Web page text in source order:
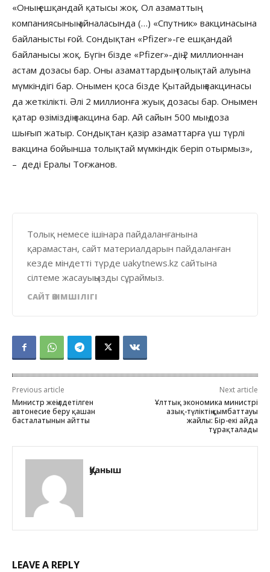
«Оның ешқандай қатысы жоқ. Ол азаматтың
компаниясының айналасында (…) «Спутник» вакцинасына
байланысты ғой. Сондықтан «Pfizer»-ге ешқандай
байланысы жоқ. Бүгін бізде «Pfizer»-дің 2 миллионнан
астам дозасы бар. Оны азаматтардың толықтай алуына
мүмкіндігі бар. Онымен қоса бізде Қытайдың вакцинасы
да жеткілікті. Әлі 2 миллионға жуық дозасы бар. Онымен
қатар өзіміздің вакцина бар. Ай сайын 500 мың доза
шығып жатыр. Сондықтан қазір азаматтарға үш түрлі
вакцина бойынша толықтай мүмкіндік беріп отырмыз»,
– деді Ералы Тоғжанов.
Толық немесе ішінара пайдаланғанына
қарамастан, сайт материалдарын пайдаланған
кезде міндетті түрде uakytnews.kz сайтына
сілтеме жасауыңызды сұраймыз.
САЙТ ӘКІМШІЛІГІ
Previous article
Министр жеңілдетілген
автонесие беру қашан
басталатынын айтты
Next article
Ұлттық экономика министрі
азық-түліктің қымбаттауы
жайлы: Бір-екі айда
тұрақталады
Қуаныш
LEAVE A REPLY